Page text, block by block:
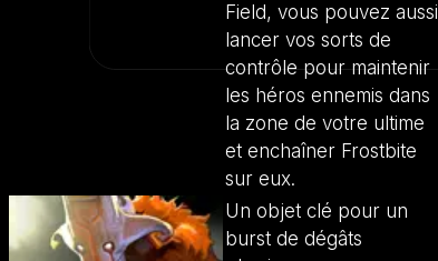
Field, vous pouvez aussi
lancer vos sorts de
contrôle pour maintenir
les héros ennemis dans
la zone de votre ultime
et enchaîner Frostbite
sur eux.
Un objet clé pour un
burst de dégâts